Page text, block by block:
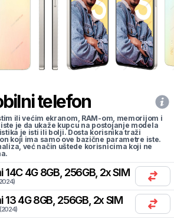
telefon
ili većim ekranom, RAM-om, memorijom i
je da ukaže kupcu na postojanje modela
je isti ili bolji. Dosta korisnika traži
koji ima samo ove bazične parametre iste.
već način uštede korisnicima koji ne
14C 4G 8GB, 256GB, 2x SIM
)
13 4G 8GB, 256GB, 2x SIM
(2024)